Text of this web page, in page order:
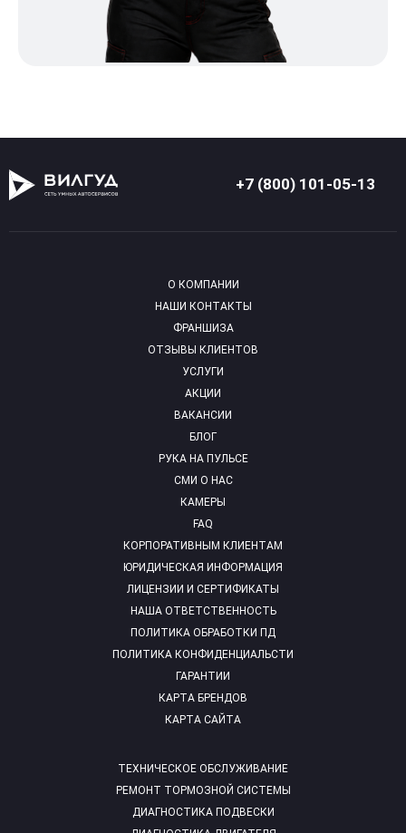
+7 (800) 101-05-13
О КОМПАНИИ
НАШИ КОНТАКТЫ
ФРАНШИЗА
ОТЗЫВЫ КЛИЕНТОВ
УСЛУГИ
АКЦИИ
ВАКАНСИИ
БЛОГ
РУКА НА ПУЛЬСЕ
СМИ О НАС
КАМЕРЫ
FAQ
ТЕХНИЧЕСКОЕ ОБСЛУЖИВАНИЕ
РЕМОНТ ТОРМОЗНОЙ СИСТЕМЫ
ДИАГНОСТИКА ПОДВЕСКИ
КОРПОРАТИВНЫМ КЛИЕНТАМ
ЮРИДИЧЕСКАЯ ИНФОРМАЦИЯ
ЛИЦЕНЗИИ И СЕРТИФИКАТЫ
НАША ОТВЕТСТВЕННОСТЬ
ПОЛИТИКА ОБРАБОТКИ ПД
ПОЛИТИКА КОНФИДЕНЦИАЛЬСТИ
ГАРАНТИИ
КАРТА БРЕНДОВ
КАРТА САЙТА